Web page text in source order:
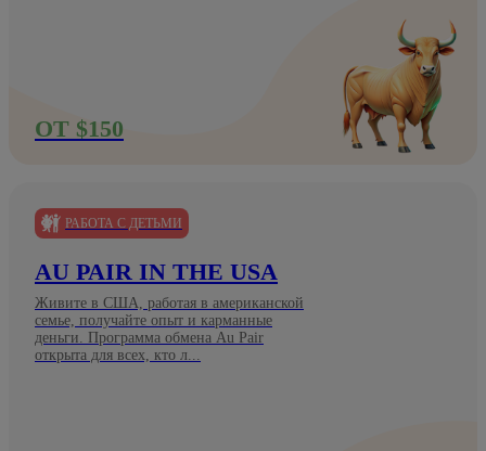
ОТ $150
РАБОТА С ДЕТЬМИ
AU PAIR IN THE USA
Живите в США, работая в американской
семье, получайте опыт и карманные
деньги. Программа обмена Au Pair
открыта для всех, кто л...